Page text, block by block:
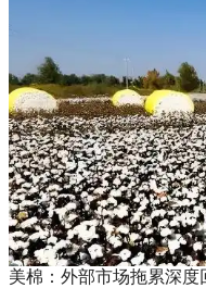
美棉：外部市场拖累深